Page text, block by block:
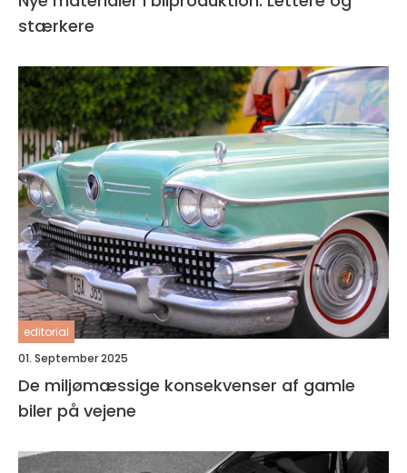
stærkere
editorial
01. September 2025
De miljømæssige konsekvenser af gamle
biler på vejene